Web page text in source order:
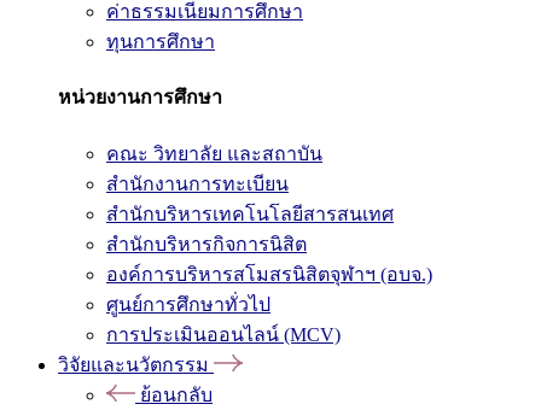
ค่าธรรมเนียมการศึกษา
ทุนการศึกษา
หน่วยงานการศึกษา
คณะ วิทยาลัย และสถาบัน
สำนักงานการทะเบียน
สำนักบริหารเทคโนโลยีสารสนเทศ
สำนักบริหารกิจการนิสิต
องค์การบริหารสโมสรนิสิตจุฬาฯ (อบจ.)
ศูนย์การศึกษาทั่วไป
การประเมินออนไลน์ (MCV)
วิจัยและนวัตกรรม
ย้อนกลับ